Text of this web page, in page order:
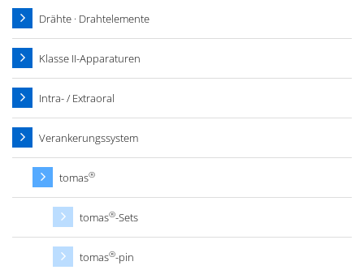
Drähte · Drahtelemente
Klasse II-Apparaturen
Intra- / Extraoral
Verankerungssystem
tomas®
tomas®-Sets
tomas®-pin